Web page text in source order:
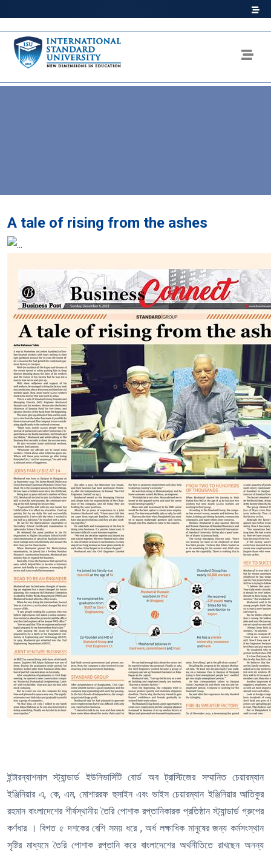
A tale of rising from the ashes
ইন্টারন্যাশনাল স্ট্যান্ডার্ড ইউনিভার্সিটি বোর্ড অব ট্রাস্টিজের সম্মানিত চেয়ারম্যান
ইঞ্জিনিয়ার এ, কে, এম, মোশাররফ হুসাইন এবং ভাইস চেয়ারম্যান ইঞ্জিনিয়ার আতিকুর
রহমান বাংলাদেশের শীর্ষস্থানীয় তৈরি পোশাক রপ্তানিকারক প্রতিষ্ঠান স্ট্যান্ডার্ড গ্রুপের
কর্ণধার । বিগত ৫ দশকের বেশি সময় ধরে , অর্ধ লক্ষাধিক মানুষের জন্য কর্মসংস্থান
সৃষ্টির মাধ্যমে তৈরি পোশাক রপ্তানি করে বাংলাদেশের অর্থনীতিতে রাখছেন অনন্য